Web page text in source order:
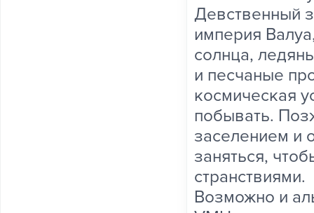
Девственный
империя
солнца,
и песчаные
космическая
побывать.
заселением и
заняться,
странствиями.
Возможно и